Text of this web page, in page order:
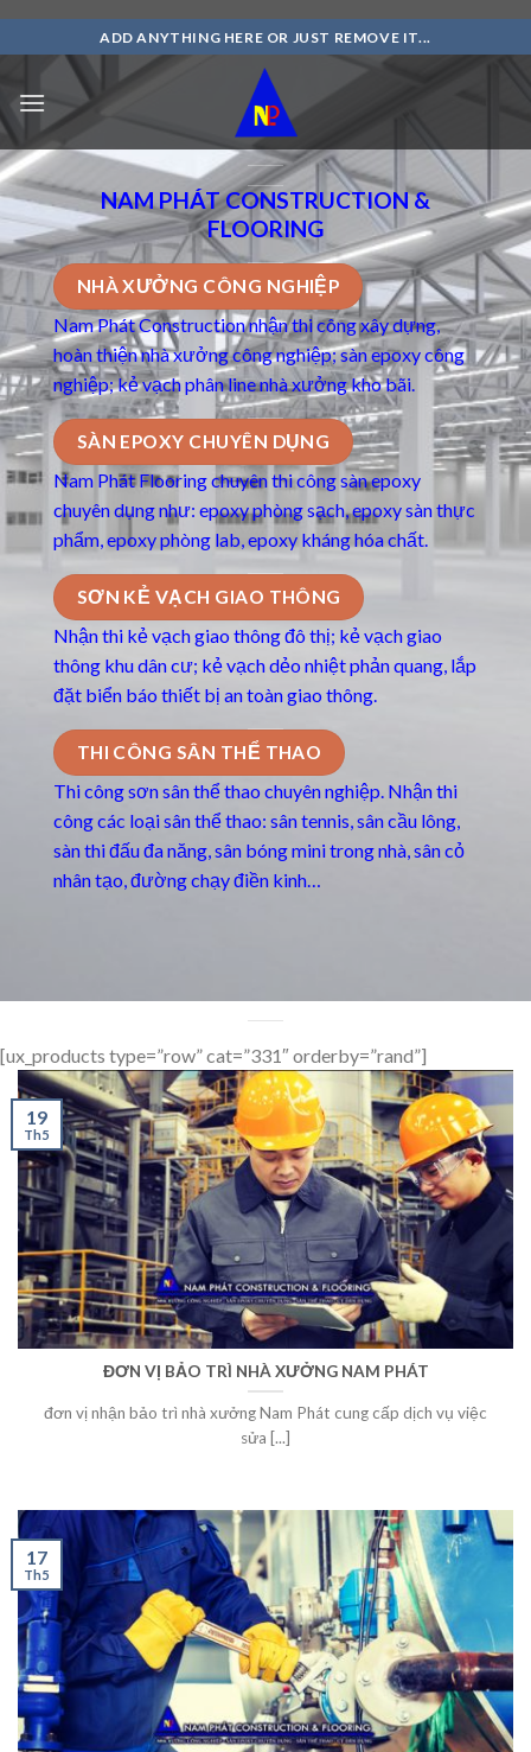
Skip
ADD ANYTHING HERE OR JUST REMOVE IT...
NAM PHÁT CONSTRUCTION &
FLOORING
NHÀ XƯỞNG CÔNG NGHIỆP
Nam Phát Construction nhận thi công xây dựng,
hoàn thiện nhà xưởng công nghiệp; sàn epoxy công
nghiệp; kẻ vạch phân line nhà xưởng kho bãi.
SÀN EPOXY CHUYÊN DỤNG
Nam Phát Flooring chuyên thi côngsàn epoxy
chuyên dụngnhư: epoxy phòng sạch, epoxy sàn thực
phẩm, epoxy phòng lab, epoxy kháng hóa chất.
SƠN KẺ VẠCH GIAO THÔNG
Nhận thi kẻ vạch giao thông đô thị; kẻ vạch giao
thông khu dân cư; kẻ vạch dẻo nhiệt phản quang, lắp
đặt biển báo thiết bị an toàn giao thông.
THI CÔNG SÂN THỂ THAO
Thi công sơn sân thể thao chuyên nghiệp. Nhận thi
công các loại sân thể thao: sân tennis, sân cầu lông,
sàn thi đấu đa năng, sân bóng mini trong nhà, sân cỏ
nhân tạo, đường chạy điền kinh…
[ux_products type=”row” cat=”331″ orderby=”rand”]
ĐƠN VỊ BẢO TRÌ NHÀ XƯỞNG NAM PHÁT
đơn vị nhận bảo trì nhà xưởng Nam Phát cung cấp dịch vụ việc
sửa [...]
19
Th5
17
Th5